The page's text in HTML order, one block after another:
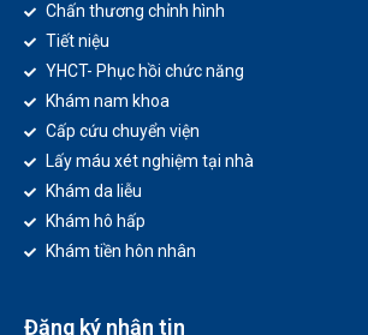
Chấn thương chỉnh hình
Tiết niệu
YHCT- Phục hồi chức năng
Khám nam khoa
Cấp cứu chuyển viện
Lấy máu xét nghiệm tại nhà
Khám da liễu
Khám hô hấp
Khám tiền hôn nhân
Đăng ký nhận tin